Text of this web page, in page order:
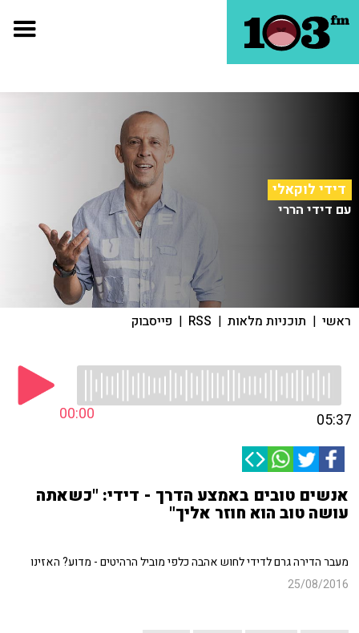
דידי לוקאלי
עם דידי הררי
ראשי | תוכניות מלאות |
RSS
| פייסבוק
00:00 05:37
אנשים טובים באמצע הדרך - דידי: "כשאתה
עושה טוב הוא חוזר אליך"
מעבר הדירה גרם לדידי לחוש אהבה כלפי מוביל הרהיטים - מדוע? האזינו
25/08/2016